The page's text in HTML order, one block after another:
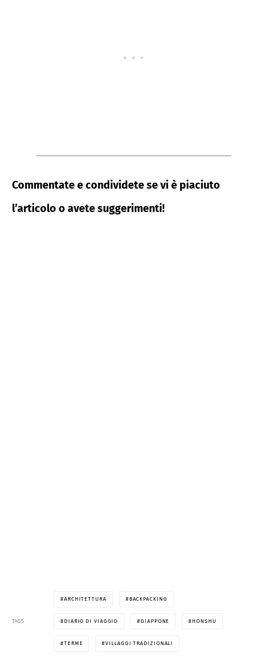
Commentate e condividete se vi è piaciuto
l’articolo o avete suggerimenti!
TAGS
ARCHITETTURA BACKPACKING
DIARIO DI VIAGGIO GIAPPONE HONSHU
TERME VILLAGGI TRADIZIONALI